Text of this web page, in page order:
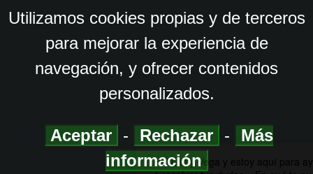
Utilizamos cookies propias y de terceros
para mejorar la experiencia de
navegación, y ofrecer contenidos
personalizados.
Aceptar - Rechazar -
Más
información